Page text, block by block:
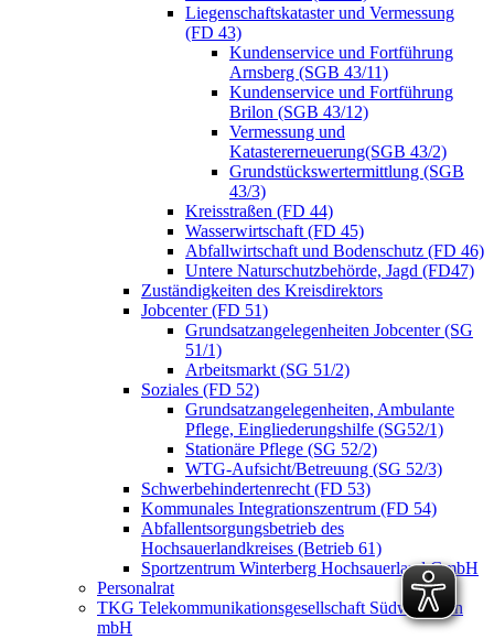
Liegenschaftskataster und Vermessung
(FD 43)
Kundenservice und Fortführung
Arnsberg (SGB 43/11)
Kundenservice und Fortführung
Brilon (SGB 43/12)
Vermessung und
Katastererneuerung(SGB 43/2)
Grundstückswertermittlung (SGB
43/3)
Kreisstraßen (FD 44)
Wasserwirtschaft (FD 45)
Abfallwirtschaft und Bodenschutz (FD 46)
Untere Naturschutzbehörde, Jagd (FD47)
Zuständigkeiten des Kreisdirektors
Jobcenter (FD 51)
Grundsatzangelegenheiten Jobcenter (SG
51/1)
Arbeitsmarkt (SG 51/2)
Soziales (FD 52)
Grundsatzangelegenheiten, Ambulante
Pflege, Eingliederungshilfe (SG52/1)
Stationäre Pflege (SG 52/2)
WTG-Aufsicht/Betreuung (SG 52/3)
Schwerbehindertenrecht (FD 53)
Kommunales Integrationszentrum (FD 54)
Abfallentsorgungsbetrieb des
Hochsauerlandkreises (Betrieb 61)
Sportzentrum Winterberg Hochsauerland GmbH
Personalrat
TKG Telekommunikationsgesellschaft Südwestfalen
mbH